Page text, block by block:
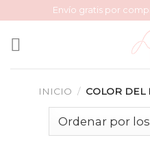
Envío gratis por
INICIO / COLOR DEL